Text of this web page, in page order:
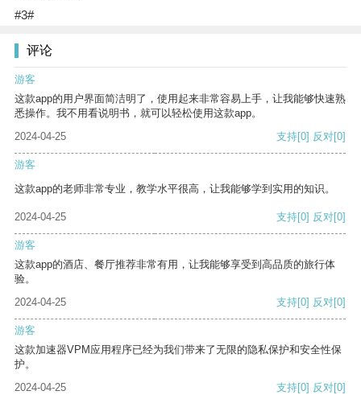
#3#
评论
游客
这款app的用户界面简洁明了，使用起来非常容易上手，让我能够快速熟
悉操作。我不用看说明书，就可以轻松使用这款app。
2024-04-25
支持[0] 反对[0]
游客
这款app的老师非常专业，教学水平很高，让我能够学到实用的知识。
2024-04-25 支持[0] 反对[0]
游客
这款app的酒店、餐厅推荐非常有用，让我能够享受到高品质的旅行体
验。
2024-04-25
支持[0] 反对[0]
游客
这款加速器VPM应用程序已经为我们带来了无限的隐私保护和安全性保
护。
2024-04-25
支持[0] 反对[0]